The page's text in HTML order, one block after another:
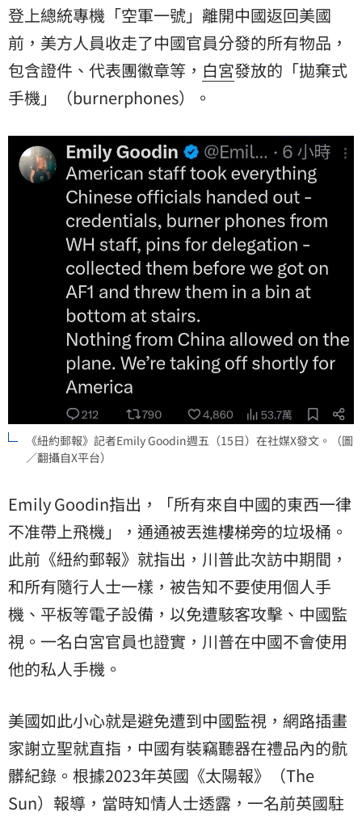
登上總統專機「空軍一號」離開中國返回美國
前，美方人員收走了中國官員分發的所有物品，
包含證件、代表團徽章等， 白宮發放的「拋棄式
手機」（burnerphones）。
《紐約郵報》記者Emily Goodin週五（15日）在社媒X發文。（圖
／翻攝自X平台）
Emily Goodin指出，「所有來自中國的東西一律
不准帶上飛機」，通通被丟進樓梯旁的垃圾桶。
此前《紐約郵報》就指出，川普此次訪中期間，
和所有隨行人士一樣，被告知不要使用個人手
機、平板等電子設備，以免遭駭客攻擊、中國監
視。一名白宮官員也證實，川普在中國不會使用
他的私人手機。
美國如此小心就是避免遭到中國監視，網路插畫
家謝立聖就直指，中國有裝竊聽器在禮品內的骯
髒紀錄。根據2023年英國《太陽報》（The
Sun）報導，當時知情人士透露，一名前英國駐